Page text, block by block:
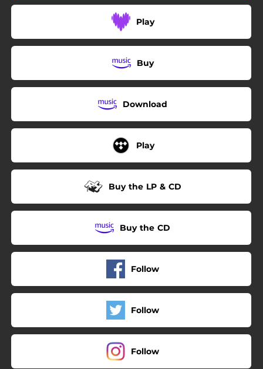
Play
Buy
Download
Play
Buy the LP & CD
Buy the CD
Follow
Follow
Follow